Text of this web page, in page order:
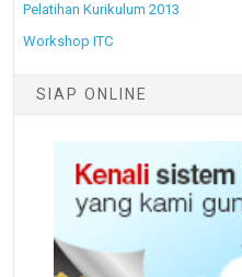
Pelatihan Kurikulum 2013
Workshop ITC
SIAP ONLINE